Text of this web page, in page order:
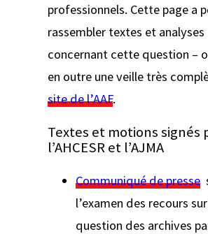
professionnels. Cette page a
rassembler textes et analyses
concernant cette question –
en outre une veille très
site de l’AAF.
Textes et motions signés
l’AHCESR et l’AJMA
Communiqué de presse
l’examen des recours
question des archives